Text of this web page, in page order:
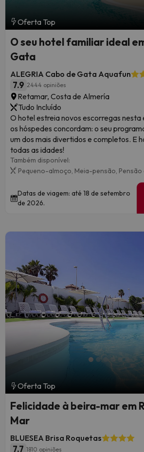
Oferta Top
O seu hotel familiar ideal
Gata
ALEGRIA Cabo de Gata Aquafun
7.9 2444 opiniões
Retamar, Costa de Almería
Tudo Incluído
O hotel estreia novos escorregas nesta
os hóspedes concordam: o seu
um dos mais divertidos e completos. E
todas as idades!
Também disponível:
Pequeno-almoço, Meia-pensão,
Datas de viagem: até 18 de setembro
de 2026.
Oferta Top
Felicidade à beira-mar em
Mar
BLUESEA Brisa Roquetas
7.7 1810 opiniões